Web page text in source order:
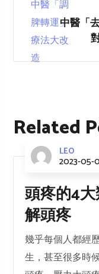
中醫「
Related
LEO
2023-05-
頭疼的4
解頭疼
幾乎每個人都經
生，甚至很多時